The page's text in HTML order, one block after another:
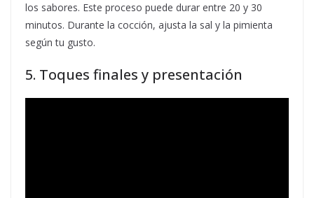
los sabores. Este proceso puede durar entre 20 y 30
minutos. Durante la cocción, ajusta la sal y la pimienta
según tu gusto.
5. Toques finales y presentación